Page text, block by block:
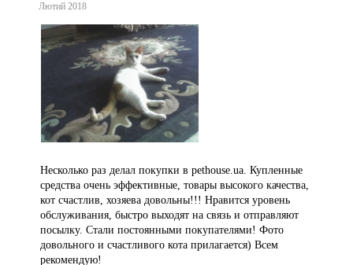
Лютий 2018
Несколько раз делал покупки в pethouse.ua. Купленные
средства очень эффективные, товары высокого качества,
кот счастлив, хозяева довольны!!! Нравится уровень
обслуживания, быстро выходят на связь и отправляют
посылку. Стали постоянными покупателями! Фото
довольного и счастливого кота прилагается) Всем
рекомендую!